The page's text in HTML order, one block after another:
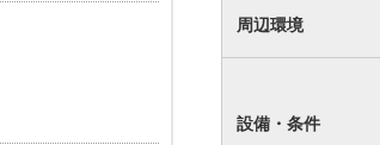
周辺環境
設備・条件